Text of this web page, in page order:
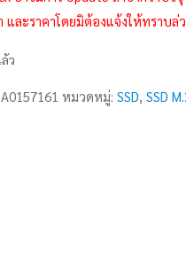
และราคาโดยมิต้องแจ้งให้ทราบล่
ว
A0157161 หมวดหมู่: SSD, SSD